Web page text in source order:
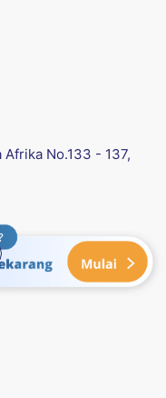
Afrika No.133 - 137,